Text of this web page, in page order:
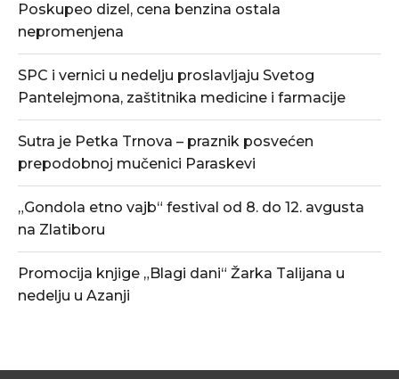
Poskupeo dizel, cena benzina ostala
nepromenjena
SPC i vernici u nedelju proslavljaju Svetog
Pantelejmona, zaštitnika medicine i farmacije
Sutra je Petka Trnova – praznik posvećen
prepodobnoj mučenici Paraskevi
„Gondola etno vajb“ festival od 8. do 12. avgusta
na Zlatiboru
Promocija knjige „Blagi dani“ Žarka Talijana u
nedelju u Azanji